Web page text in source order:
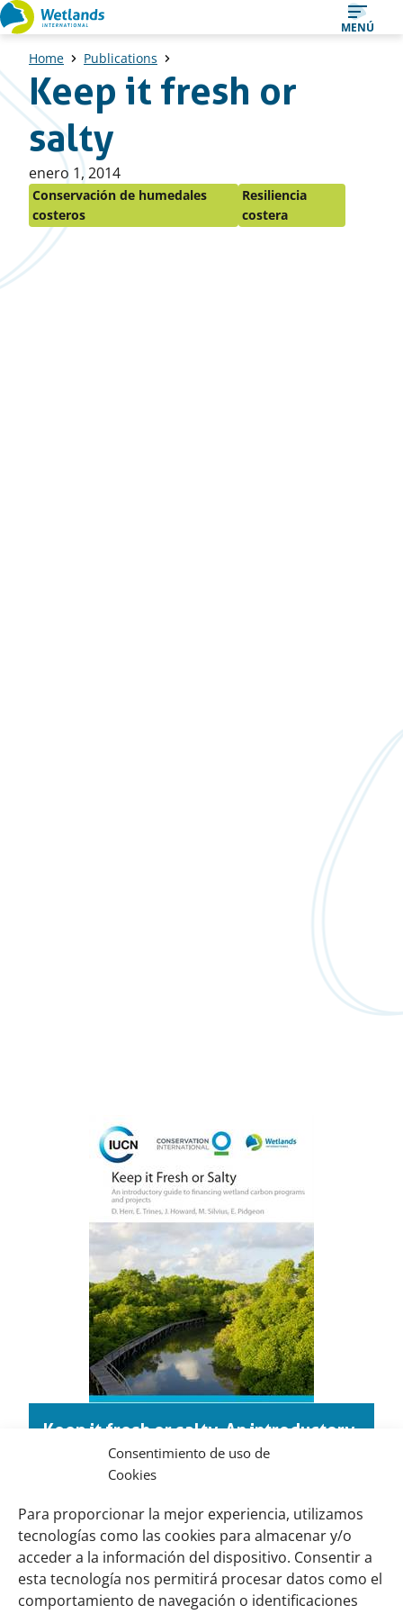
Consentimiento de uso de
Cookies
Para proporcionar la mejor experiencia, utilizamos
tecnologías como las cookies para almacenar y/o
acceder a la información del dispositivo. Consentir a
esta tecnología nos permitirá procesar datos como el
comportamiento de navegación o identificaciones
Ir
al
contenido
MENÚ
Home Publications
Keep it fresh or
salty
Publicado
en:
enero 1, 2014
Conservación de humedales
costeros
Resiliencia
costera
Keep it fresh or salty. An introductory
guide to financing wetland carbon
programs and projects
Descargar (pdf, 1,34 MB)
Links Sobre nosotros